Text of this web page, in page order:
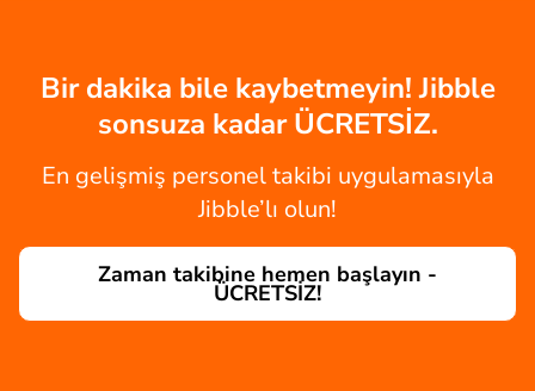
Bir dakika bile kaybetmeyin! Jibble
sonsuza kadar ÜCRETSİZ.
En gelişmiş personel takibi uygulamasıyla
Jibble’lı olun!
Zaman takibine hemen başlayın -
ÜCRETSİZ!